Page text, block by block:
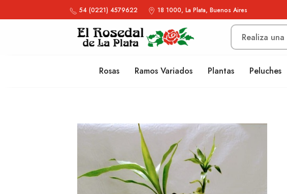
54 (0221) 4579622 18 1000, La Plata, Buenos Aires
Rosas Ramos Variados Plantas Peluches